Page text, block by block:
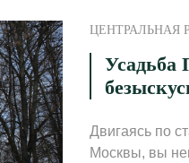
ЦЕНТРАЛЬНАЯ
Усадьба
Двигаясь по
Москвы, вы